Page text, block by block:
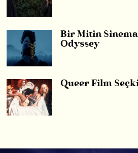
Bir Mitin
Odyssey
Queer Film